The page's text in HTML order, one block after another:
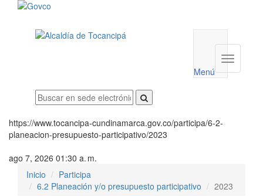
utilidades
Menú
Menú
https://www.tocancipa-cundinamarca.gov.co/participa/6-2-
planeacion-presupuesto-participativo/2023
ago 7, 2026 01:30 a. m.
Inicio
Participa
6.2 Planeación y/o presupuesto participativo
2023